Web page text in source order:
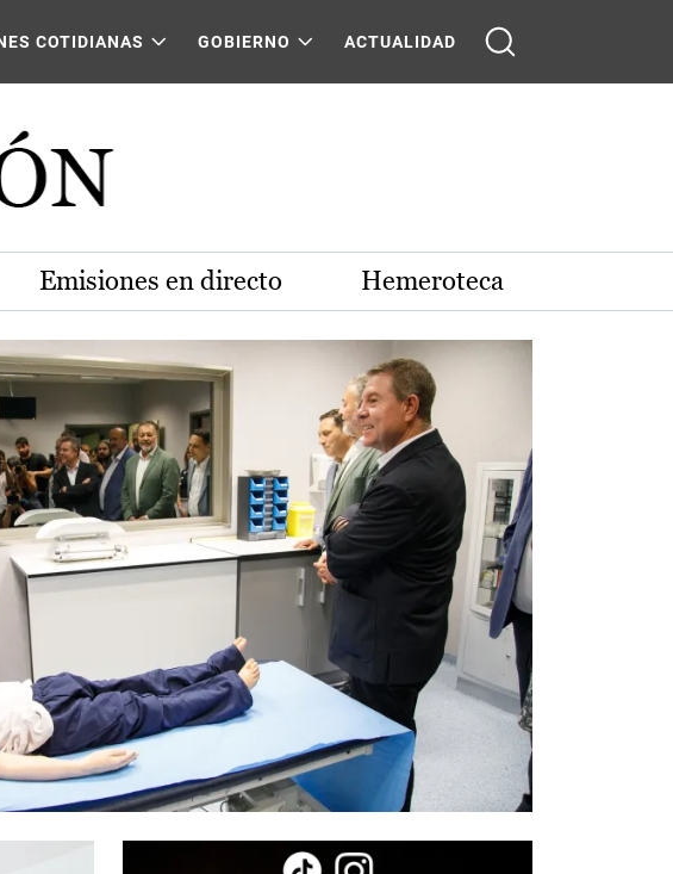
COTIDIANAS GOBIERNO ACTUALIDAD
Emisiones en directo Hemeroteca